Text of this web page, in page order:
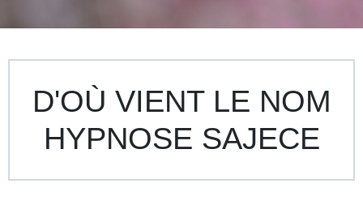
D'OÙ VIENT LE NOM
HYPNOSE SAJECE